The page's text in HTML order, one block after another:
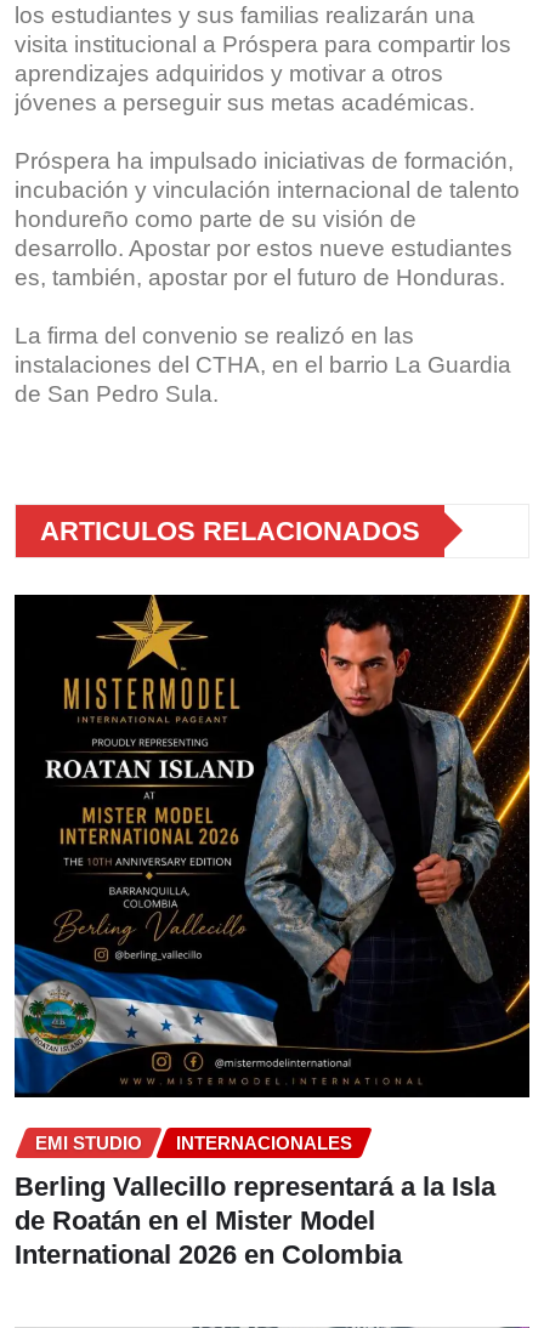
los estudiantes y sus familias realizarán una
visita institucional a Próspera para compartir los
aprendizajes adquiridos y motivar a otros
jóvenes a perseguir sus metas académicas.
Próspera ha impulsado iniciativas de formación,
incubación y vinculación internacional de talento
hondureño como parte de su visión de
desarrollo. Apostar por estos nueve estudiantes
es, también, apostar por el futuro de Honduras.
La firma del convenio se realizó en las
instalaciones del CTHA, en el barrio La Guardia
de San Pedro Sula.
ARTICULOS RELACIONADOS
EMI STUDIO INTERNACIONALES
Berling Vallecillo representará a la Isla
de Roatán en el Mister Model
International 2026 en Colombia